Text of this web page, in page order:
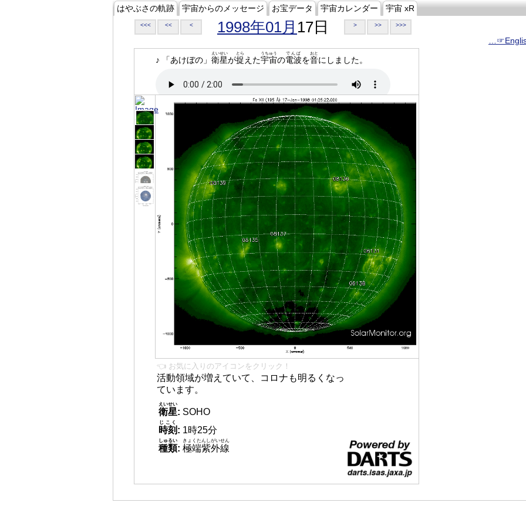
はやぶさの軌跡 宇宙からのメッセージ お宝データ 宇宙カレンダー 宇宙 xR
<<< << < 1998年01月 17日 > >> >>>
♪ 「あけぼの」 衛星
えいせい
が捉
とら
えた宇宙
うちゅう
の電波
でんぱ
を音
おと
にしました。
👈 お気に入りのアイコンをクリック！
活動領域が増えていて、コロナも明るくなっ
ています。
衛星
えいせい
: SOHO
時刻
じこく
: 1時25分
種類
しゅるい
: 極端紫外線
きょくたんしがいせん